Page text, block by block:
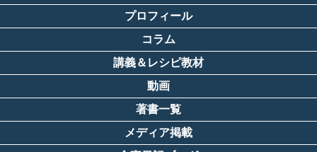
プロフィール
コラム
講義＆レシピ教材
動画
著書一覧
メディア掲載